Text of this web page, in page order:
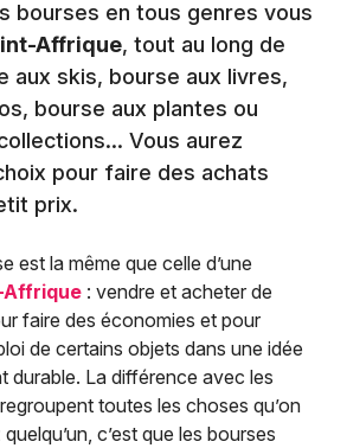
bourses en tous genres vous
Affrique, tout au long de
aux skis, bourse aux livres,
bourse aux plantes ou
Vous aurez
pour faire des achats
prix.
est la même que celle d’une
: vendre et acheter de
faire des économies et pour
de certains objets dans une idée
durable. La différence avec les
toutes les choses qu’on
c’est que les bourses